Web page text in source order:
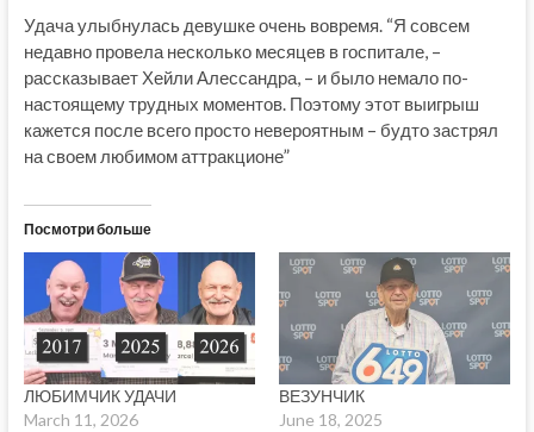
Удача улыбнулась девушке очень вовремя. “Я совсем
недавно провела несколько месяцев в госпитале, –
рассказывает Хейли Алессандра, – и было немало по-
настоящему трудных моментов. Поэтому этот выигрыш
кажется после всего просто невероятным – будто застрял
на своем любимом аттракционе”
Посмотри больше
ЛЮБИМЧИК УДАЧИ
March 11, 2026
ВЕЗУНЧИК
June 18, 2025